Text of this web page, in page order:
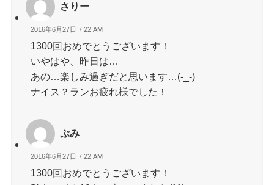
さりー
2016年6月27日 7:22 AM
1300回おめでとうございます！
いやはや、昨日は…
あの…楽しみ過ぎだと思います…(-_-)
ナイス？ランお疲れ様でした！
ぷみ
2016年6月27日 7:22 AM
1300回おめでとうございます！